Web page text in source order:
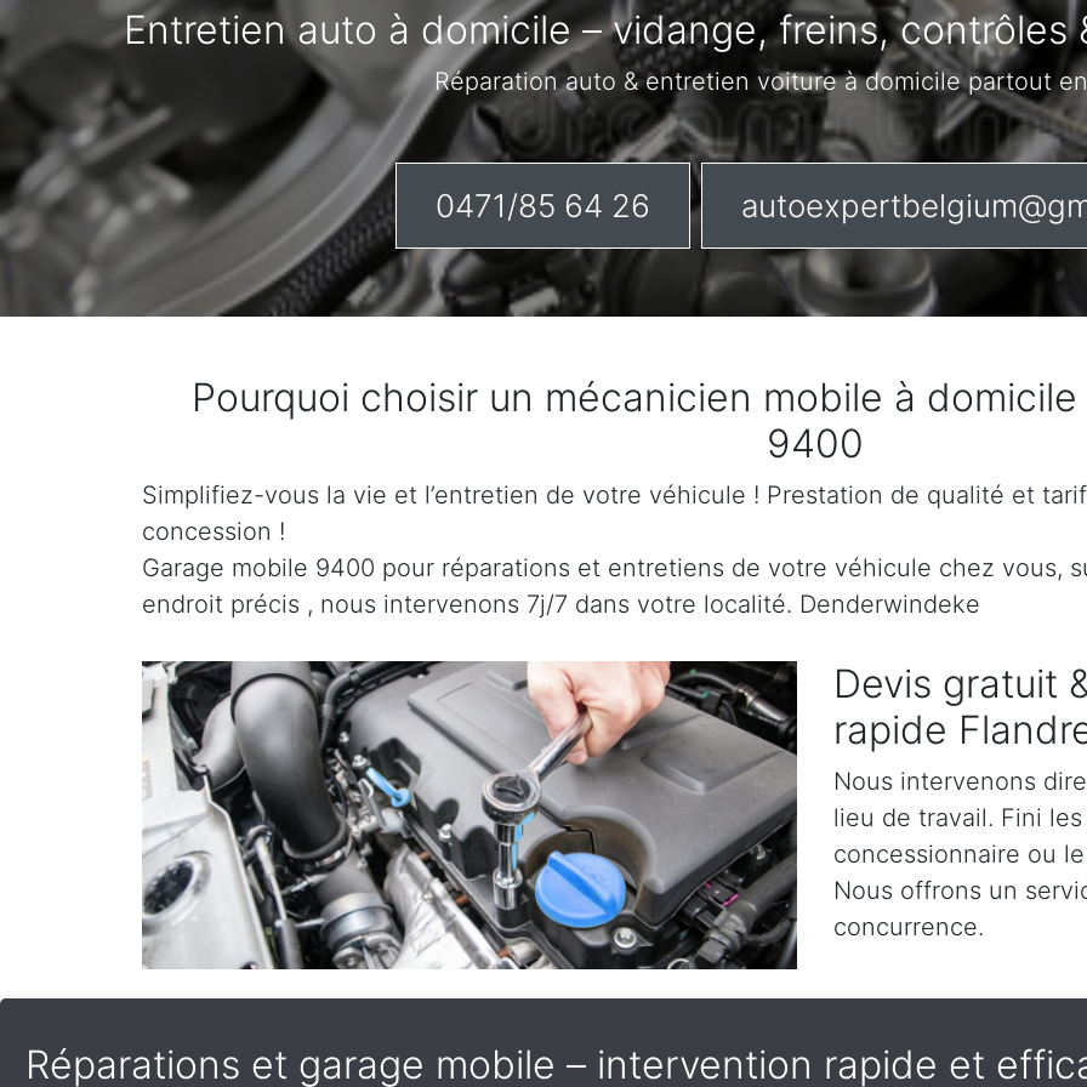
Entretien auto à domicile – vidange, freins, contrôles
Réparation auto & entretien voiture à domicile partout
0471/85 64 26
Pourquoi choisir un mécanicien mobile à
9400
Simplifiez-vous la vie et l’entretien de votre véhicule ! Prestation de qualité et
concession !
Garage mobile 9400 pour réparations et entretiens de votre véhicule chez vous,
endroit précis , nous intervenons 7j/7 dans votre localité. Denderwindeke
Devis gratuit
rapide
Nous intervenons
lieu de travail. Fini
concessionnaire ou
Nous offrons un
concurrence.
Réparations et garage mobile – intervention rapide et